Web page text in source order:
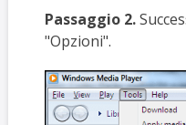
Passaggio 2.
"Opzioni".